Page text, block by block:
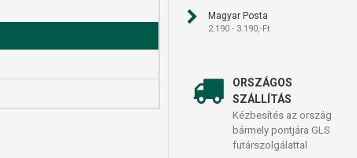
Magyar Posta
2.190 - 3.190,-Ft
ORSZÁGOS
SZÁLLÍTÁS
Kézbesítés az ország
bármely pontjára GLS
futárszolgálattal